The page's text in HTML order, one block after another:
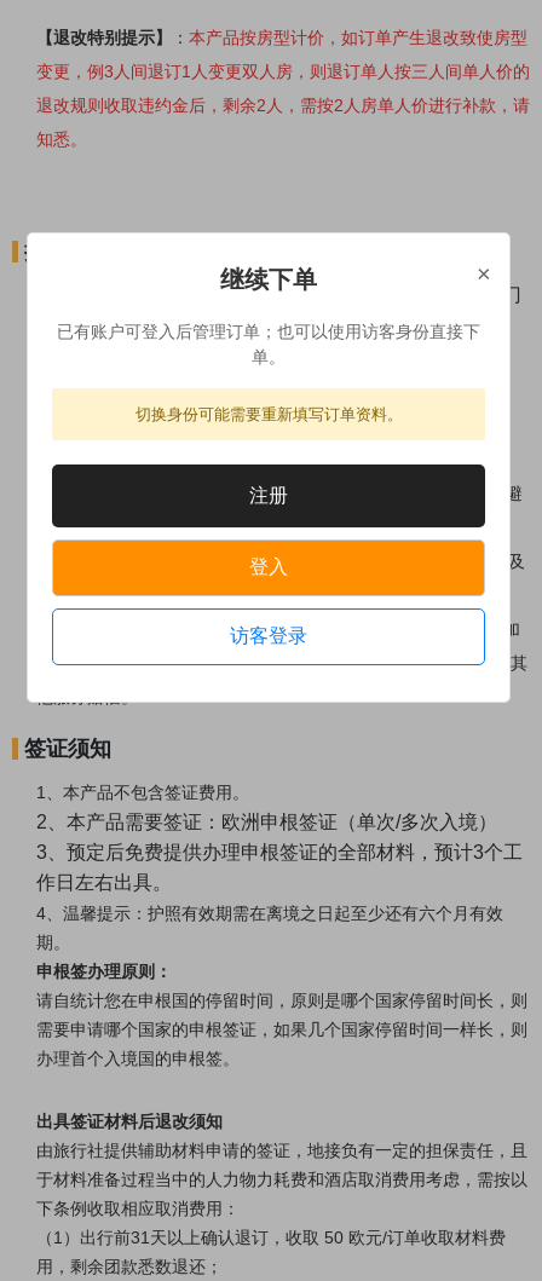
【退改特别提示】 ： 本产品按房型计价，如订单产生退改致使房型
变更，例3人间退订1人变更双人房，则退订单人按三人间单人价的
退改规则收取违约金后，剩余2人，需按2人房单人价进行补款，请
知悉。
接站地点
行程第1天自行前往08:30在罗马中央火车站附件某酒店门
口集合；
行程第14天午后约18:00左右巴黎市区意大利广场解散。
【参考时间及地点，实际出发时间为出团通知书为准】
1. 请务必提早抵达集合点，接人停留约5分钟，请及时联系导游避
免错失行程。
2.如因个人原因未能按时上团，建议自行联系导游追团，此间涉及
所有费用请游客自理。
3.如因个人原因(无旅行证件、迟到、生病、意外等因素)未能参加
行程内任何行程或行程中途退出，已付团费概不退还，也不会以其
签证须知
1、本产品不包含签证费用。
2、本产品需要签证：欧洲申根签证（单次/多次入境）
3、预定后免费提供办理申根签证的全部材料，预计3个工
作日左右出具。
4、温馨提示：护照有效期需在离境之日起至少还有六个月有效
期。
申根签办理原则：
请自统计您在申根国的停留时间，原则是哪个国家停留时间长，则
需要申请哪个国家的申根签证，如果几个国家停留时间一样长，则
办理首个入境国的申根签。
出具签证材料后退改须知
由旅行社提供辅助材料申请的签证，地接负有一定的担保责任，且
于材料准备过程当中的人力物力耗费和酒店取消费用考虑，需按以
下条例收取相应取消费用：
（1）出行前31天以上确认退订，收取 50 欧元/订单收取材料费
用，剩余团款悉数退还；
×
继续下单
已有账户可登入后管理订单；也可以使用访客身份直接下
单。
切换身份可能需要重新填写订单资料。
注册
登入
访客登录